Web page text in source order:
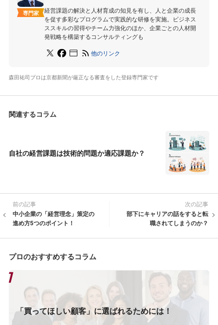
専門家
経営課題の解決と人材育成の知見を有し、人と企業の成長
を促す多彩なプログラムで実践的な研修を実施。ビジネス
ススキルの習得やチーム力強化のほか、企業ごとの人材開
発戦略を構築するコンサルティングも
他のリンク
森田祐司プロは京都新聞が厳正なる審査をした登録専門家です
関連するコラム
自社の経営課題は技術的問題か適応課題か？
前の記事
中小企業の「経営理念」策定の
進め方5つのポイント！
次の記事
部下にキャリアの話をすると転
職されてしまうのか？
プロのおすすめするコラム
「買ってほしい顧客」に選ばれるためには！